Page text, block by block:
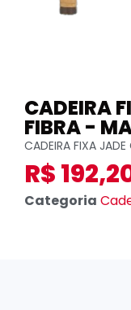
CADEIRA
FIBRA -
CADEIRA FIXA
R$
Categoria